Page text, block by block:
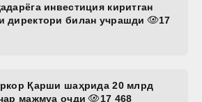
инвестиция киритган
директори билан учрашди
17
Қарши шаҳрида 20 млрд
мажмуа очди
17 468